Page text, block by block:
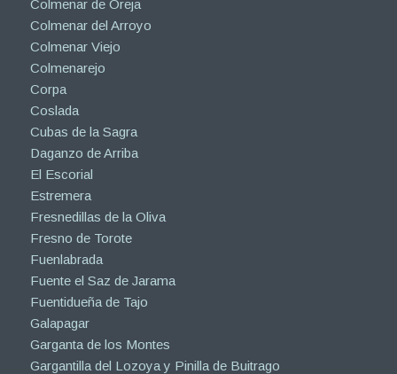
Colmenar de Oreja
Colmenar del Arroyo
Colmenar Viejo
Colmenarejo
Corpa
Coslada
Cubas de la Sagra
Daganzo de Arriba
El Escorial
Estremera
Fresnedillas de la Oliva
Fresno de Torote
Fuenlabrada
Fuente el Saz de Jarama
Fuentidueña de Tajo
Galapagar
Garganta de los Montes
Gargantilla del Lozoya y Pinilla de Buitrago